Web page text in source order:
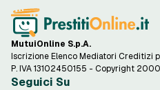
MutuiOnline S.p.A.
Iscrizione Elenco Mediatori Creditizi
P. IVA 13102450155 - Copyright
Seguici Su